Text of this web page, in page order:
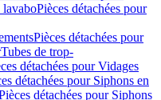
lavaboPièces détachées pour
Pièces détachées pour
Tubes de trop-
détachées pour Vidages
détachées pour Siphons en
détachées pour Siphons